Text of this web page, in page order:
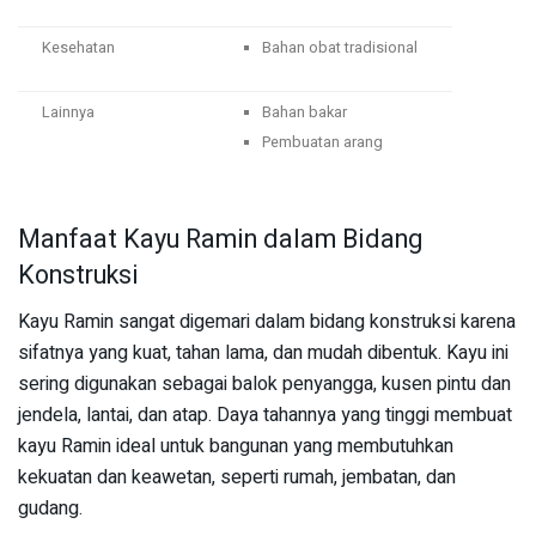
Kesehatan Bahan obat tradisional
Lainnya
Bahan bakar
Pembuatan arang
Manfaat Kayu Ramin dalam Bidang
Konstruksi
Kayu Ramin sangat digemari dalam bidang konstruksi karena
sifatnya yang kuat, tahan lama, dan mudah dibentuk. Kayu ini
sering digunakan sebagai balok penyangga, kusen pintu dan
jendela, lantai, dan atap. Daya tahannya yang tinggi membuat
kayu Ramin ideal untuk bangunan yang membutuhkan
kekuatan dan keawetan, seperti rumah, jembatan, dan
gudang.